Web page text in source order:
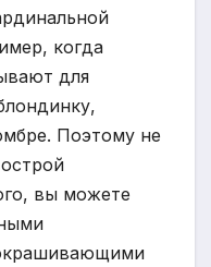
когда
для
Поэтому не
вы можете